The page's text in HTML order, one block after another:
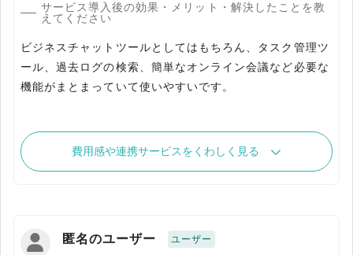
サービス導入後の効果・メリット・解決したことを教
えてください
ビジネスチャットツールとしてはもちろん、タスク管理ツ
ール、過去ログの検索、簡単なオンライン会議など必要な
機能がまとまっていて使いやすいです。
費用感や連携サービスをくわしく見る
匿名のユーザー ユーザー